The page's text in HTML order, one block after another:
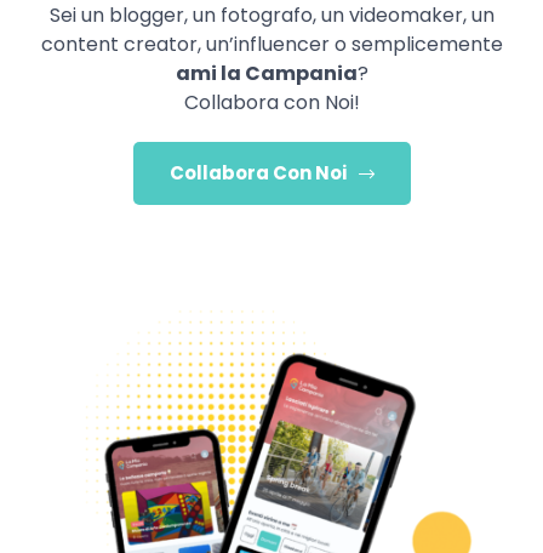
Sei un blogger, un fotografo, un videomaker, un
content creator, un’influencer o semplicemente
ami la Campania?
Collabora con Noi!
Collabora Con Noi